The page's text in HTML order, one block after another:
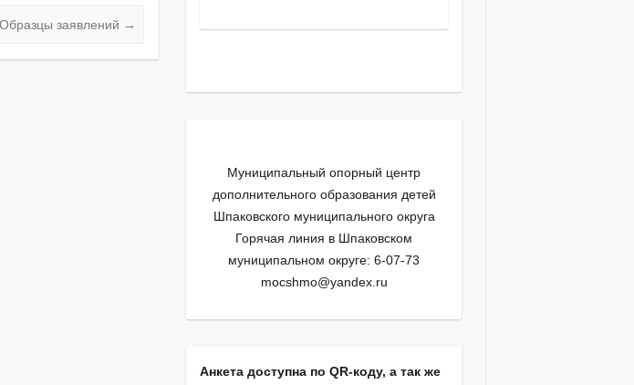
Образцы заявлений →
Муниципальный опорный центр
дополнительного образования детей
Шпаковского муниципального округа
Горячая линия в Шпаковском
муниципальном округе: 6-07-73
mocshmo@yandex.ru
Анкета доступна по QR-коду, а так же